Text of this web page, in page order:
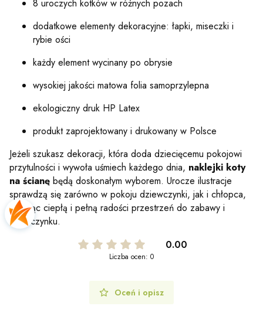
8 uroczych kotków w różnych pozach
dodatkowe elementy dekoracyjne: łapki, miseczki i
rybie ości
każdy element wycinany po obrysie
wysokiej jakości matowa folia samoprzylepna
ekologiczny druk HP Latex
produkt zaprojektowany i drukowany w Polsce
Jeżeli szukasz dekoracji, która doda dziecięcemu pokojowi
przytulności i wywoła uśmiech każdego dnia, naklejki koty
na ścianę będą doskonałym wyborem. Urocze ilustracje
sprawdzą się zarówno w pokoju dziewczynki, jak i chłopca,
tworząc ciepłą i pełną radości przestrzeń do zabawy i
odpoczynku.
0.00
Liczba ocen: 0
Oceń i opisz